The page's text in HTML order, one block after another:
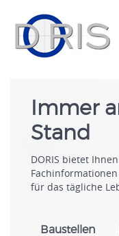
Immer
Stand
DORIS bietet
für das tägliche
Baustellen